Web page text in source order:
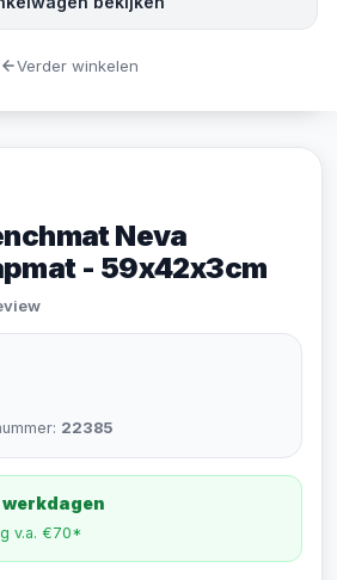
Neva
- 59x42x3cm
22385
v.a. €70*
Verder winkelen